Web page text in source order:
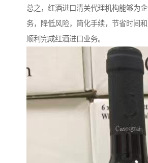
总之，红酒进口清关代理机构能够为
务，降低风险，简化手续，节省时间
顺利完成红酒进口业务。